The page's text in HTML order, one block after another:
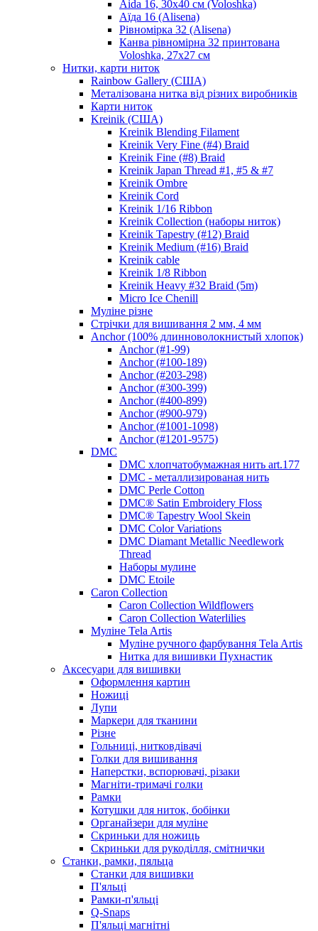
Aida 16, 30х40 см (Voloshka)
Аїда 16 (Alisena)
Рівномірка 32 (Alisena)
Канва рівномірна 32 принтована
Voloshka, 27х27 см
Нитки, карти ниток
Rainbow Gallery (США)
Металізована нитка від різних виробників
Карти ниток
Kreinik (США)
Kreinik Blending Filament
Kreinik Very Fine (#4) Braid
Kreinik Fine (#8) Braid
Kreinik Japan Thread #1, #5 & #7
Kreinik Ombre
Kreinik Cord
Kreinik 1/16 Ribbon
Kreinik Collection (наборы ниток)
Kreinik Tapestry (#12) Braid
Kreinik Medium (#16) Braid
Kreinik cable
Kreinik 1/8 Ribbon
Kreinik Heavy #32 Braid (5m)
Micro Ice Chenill
Муліне різне
Стрічки для вишивання 2 мм, 4 мм
Anchor (100% длинноволокнистый хлопок)
Anchor (#1-99)
Anchor (#100-189)
Anchor (#203-298)
Anchor (#300-399)
Anchor (#400-899)
Anchor (#900-979)
Anchor (#1001-1098)
Anchor (#1201-9575)
DMC
DMC хлопчатобумажная нить art.177
DMC - металлизированая нить
DMC Perle Cotton
DMC® Satin Embroidery Floss
DMC® Tapestry Wool Skein
DMC Color Variations
DMC Diamant Metallic Needlework
Thread
Наборы мулине
DMC Etoile
Caron Collection
Caron Collection Wildflowers
Caron Collection Waterlilies
Муліне Tela Artis
Муліне ручного фарбування Tela Artis
Нитка для вишивки Пухнастик
Аксесуари для вишивки
Оформлення картин
Ножиці
Лупи
Маркери для тканини
Різне
Гольниці, нитковдівачі
Голки для вишивання
Наперстки, вспорювачі, різаки
Магніти-тримачі голки
Рамки
Котушки для ниток, бобінки
Органайзери для муліне
Скриньки для ножиць
Скриньки для рукоділля, смітнички
Станки, рамки, пяльца
Станки для вишивки
П'яльці
Рамки-п'яльці
Q-Snaps
П'яльці магнітні